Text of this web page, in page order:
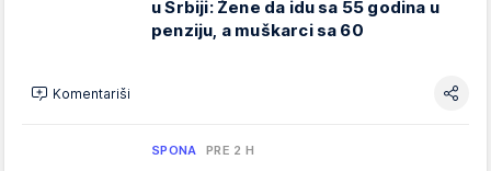
u Srbiji: Žene da idu sa 55 godina u
penziju, a muškarci sa 60
Komentariši
SPONA PRE 2 H